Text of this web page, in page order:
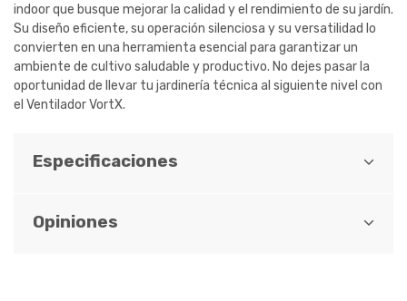
indoor que busque mejorar la calidad y el rendimiento de su jardín.
Su diseño eficiente, su operación silenciosa y su versatilidad lo
convierten en una herramienta esencial para garantizar un
ambiente de cultivo saludable y productivo. No dejes pasar la
oportunidad de llevar tu jardinería técnica al siguiente nivel con
el Ventilador VortX.
Especificaciones
Opiniones